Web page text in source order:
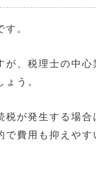
。
、税理士の中
う。
が発生する場
費用も抑えやす